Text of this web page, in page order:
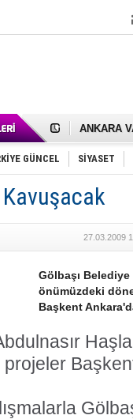
Cemal
Samet
FAİZ
OLİMPİK
SÖZ
Mikail
Gölbaşı
GÜNCEL SİYASET
27.03.2009
Gölbaşı Belediye
önümüzdeki
Başkent